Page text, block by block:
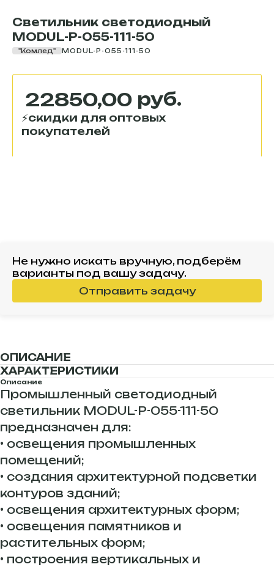
Светильник светодиодный
MODUL-P-055-111-50
"Комлед" MODUL-P-055-111-50
22850,00 руб.
Не нужно искать вручную, подберём
варианты под вашу задачу.
Отправить задачу
ОПИСАНИЕ
ХАРАКТЕРИСТИКИ
Описание
Промышленный светодиодный
светильник MODUL-P-055-111-50
предназначен для:
• освещения промышленных
помещений;
• создания архитектурной подсветки
контуров зданий;
• освещения архитектурных форм;
• освещения памятников и
растительных форм;
• построения вертикальных и